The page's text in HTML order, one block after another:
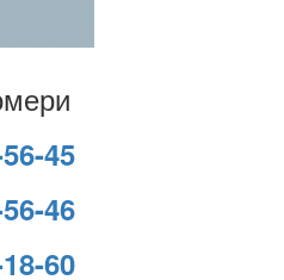
45
46
60